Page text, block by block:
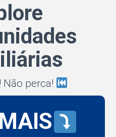
Não perca!